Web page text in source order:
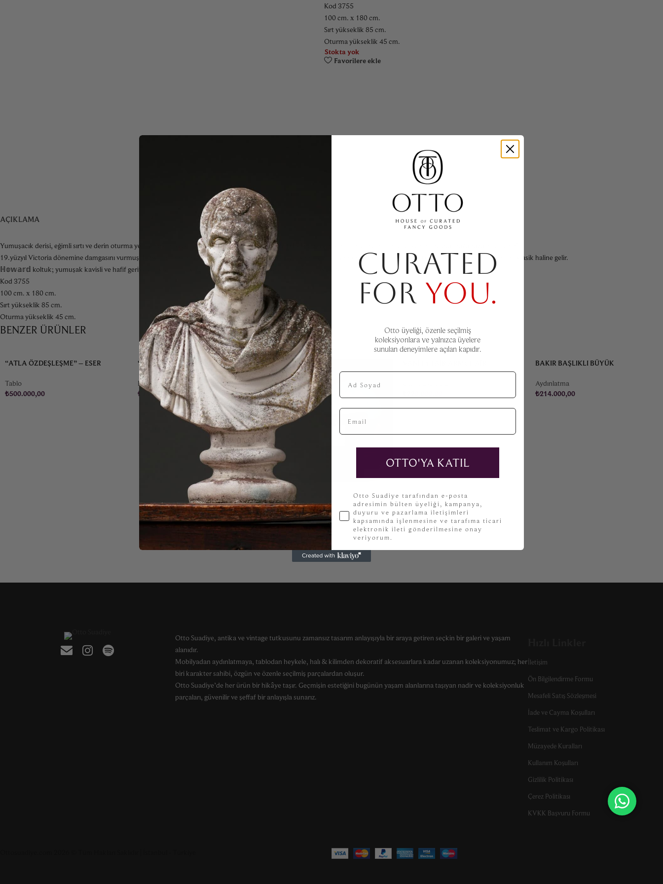
Kod 3755
100 cm. x 180 cm.
Sırt yükseklik 85 cm.
Oturma yükseklik 45 cm.
Stokta yok
Favorilere ekle
AÇIKLAMA
Yumuşacık derisi, eğimli sırtı ve derin oturma yeri ile çok davetkar bir görüntüye sahip bu ℍ𝕠𝕨𝕒𝕣𝕕 kanepeye bakmak bile insanı rahatlatırken bir de oturduğunuzu hayal edin!
19.yüzyıl Victoria dönemine damgasını vurmuş, Howard and Sons tarafından üretilen bir koltuk öyle ikonikleşir ki; sonunda bu tasarım ℍ𝕠𝕨𝕒𝕣𝕕 stili adıyla dünya çapında bir klasik haline gelir.
ℍ𝕠𝕨𝕒𝕣𝕕 koltuk; yumuşak kavisli ve hafif geriye yatık sırtı, alçak kolları, tekerlekli ayakları ve en çok da oldukça derin oturma yeri ile karakterizedir.
Kod 3755
100 cm. x 180 cm.
Sırt yükseklik 85 cm.
Oturma yükseklik 45 cm.
BENZER ÜRÜNLER
“ATLA ÖZDEŞLEŞME” – ESER
Tablo
₺500.000,00
“GELIN AĞLATAN” CICIM KILIM –
1935
Halı & Kilim
₺
75.000,00
SOLD
RALPH LAUREN WRITER’S CHAIR
POLTRONA FRAU
BAKIR BAŞLIKLI BÜYÜK
Aydınlatma
₺214.000,00
Otto Suadiye, antika ve vintage tutkusunu zamansız tasarım anlayışıyla bir araya getiren seçkin bir galeri ve yaşam
alanıdır.
Mobilyadan aydınlatmaya, tablodan heykele, halı & kilimden dekoratif aksesuarlara kadar uzanan koleksiyonumuz; her
biri karakter sahibi, özgün ve özenle seçilmiş parçalardan oluşur.
Otto Suadiye’de her ürün bir hikâye taşır. Geçmişin estetiğini bugünün yaşam alanlarına taşıyan nadir ve koleksiyonluk
parçaları, güvenilir ve şeffaf bir anlayışla sunarız.
İletişim
Ön Bilgilendirme Formu
Mesafeli Satış Sözleşmesi
İade ve Cayma Koşulları
Teslimat ve Kargo Politikası
Müzayede Kuralları
Kullanım Koşulları
Gizlilik Politikası
Çerez Politikası
KVKK Başvuru Formu
CURATED
FOR YOU.
Otto üyeliği, özenle seçilmiş
koleksiyonlara ve yalnızca üyelere
sunulan deneyimlere açılan kapıdır.
Ad Soyad
Email
OTTO'YA KATIL
KVKKOtto Suadiye tarafından e-posta
adresimin bülten üyeliği, kampanya,
duyuru ve pazarlama iletişimleri
kapsamında işlenmesine ve tarafıma ticari
elektronik ileti gönderilmesine onay
veriyorum.